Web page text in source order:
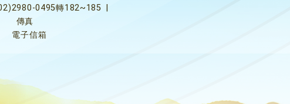
0495轉182~185
傳真
電子信箱